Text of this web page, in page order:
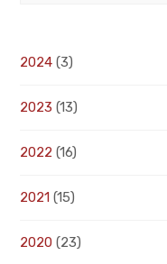
2024(3)
2023 (13)
2022 (16)
2021(15)
2020(23)